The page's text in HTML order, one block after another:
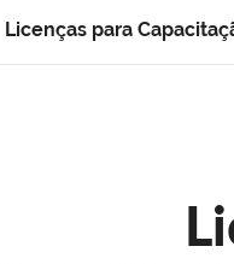
Licenças para